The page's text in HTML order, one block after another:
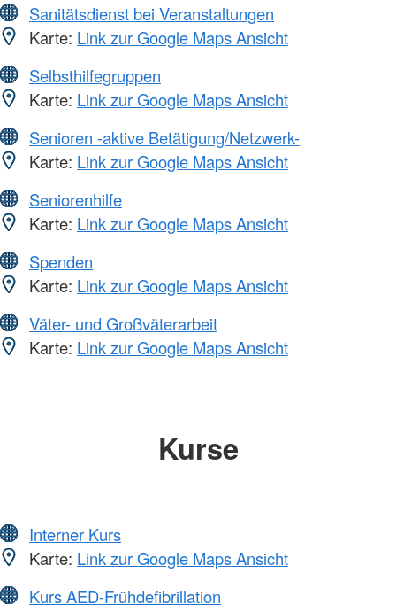
Sanitätsdienst bei Veranstaltungen
Karte: Link zur Google Maps Ansicht
Selbsthilfegruppen
Karte: Link zur Google Maps Ansicht
Senioren -aktive Betätigung/Netzwerk-
Karte: Link zur Google Maps Ansicht
Seniorenhilfe
Karte: Link zur Google Maps Ansicht
Spenden
Karte: Link zur Google Maps Ansicht
Väter- und Großväterarbeit
Karte: Link zur Google Maps Ansicht
Kurse
Interner Kurs
Karte: Link zur Google Maps Ansicht
Kurs AED-Frühdefibrillation